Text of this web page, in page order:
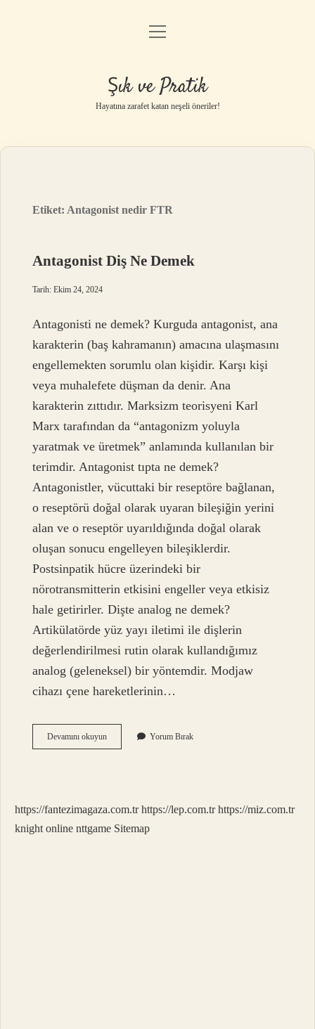
Anasayfa
Yasal Uyarı
menüyü
Şık ve Pratik
Hayatına zarafet katan neşeli öneriler!
Etiket: Antagonist nedir FTR
Antagonist Diş Ne Demek
Tarih: Ekim 24, 2024
Antagonisti ne demek? Kurguda antagonist, ana
karakterin (baş kahramanın) amacına ulaşmasını
engellemekten sorumlu olan kişidir. Karşı kişi
veya muhalefete düşman da denir. Ana
karakterin zıttıdır. Marksizm teorisyeni Karl
Marx tarafından da “antagonizm yoluyla
yaratmak ve üretmek” anlamında kullanılan bir
terimdir. Antagonist tıpta ne demek?
Antagonistler, vücuttaki bir reseptöre bağlanan,
o reseptörü doğal olarak uyaran bileşiğin yerini
alan ve o reseptör uyarıldığında doğal olarak
oluşan sonucu engelleyen bileşiklerdir.
Postsinpatik hücre üzerindeki bir
nörotransmitterin etkisini engeller veya etkisiz
hale getirirler. Dişte analog ne demek?
Artikülatörde yüz yayı iletimi ile dişlerin
değerlendirilmesi rutin olarak kullandığımız
analog (geleneksel) bir yöntemdir. Modjaw
cihazı çene hareketlerinin…
Devamını okuyunAntagonist
Diş
Yorum Bırak
https://fantezimagaza.com.tr https://lep.com.tr https://miz.com.tr
knight online nttgame Sitemap